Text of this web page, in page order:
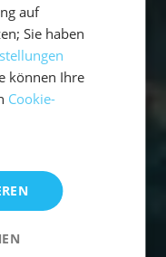
auf
Sie haben
können Ihre
Cookie-